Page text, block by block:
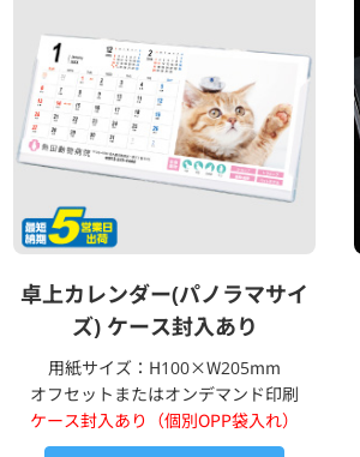
卓上カレンダー(パノラマサイ
ズ) ケース封入あり
用紙サイズ：H100×W205mm
オフセットまたはオンデマンド印刷
ケース封入あり（個別OPP袋入れ）